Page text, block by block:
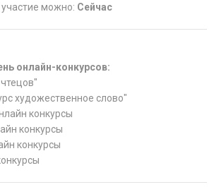
можно: Сейчас
онлайн-конкурсов:
художественное слово"
конкурсы
конкурсы
конкурсы